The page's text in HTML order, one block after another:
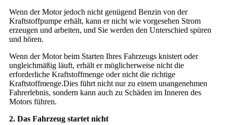
Wenn der Motor jedoch nicht genügend Benzin von der
Kraftstoffpumpe erhält, kann er nicht wie vorgesehen Strom
erzeugen und arbeiten, und Sie werden den Unterschied spüren
und hören.
Wenn der Motor beim Starten Ihres Fahrzeugs knistert oder
ungleichmäßig läuft, erhält er möglicherweise nicht die
erforderliche Kraftstoffmenge oder nicht die richtige
Kraftstoffmenge.Dies führt nicht nur zu einem unangenehmen
Fahrerlebnis, sondern kann auch zu Schäden im Inneren des
Motors führen.
2. Das Fahrzeug startet nicht